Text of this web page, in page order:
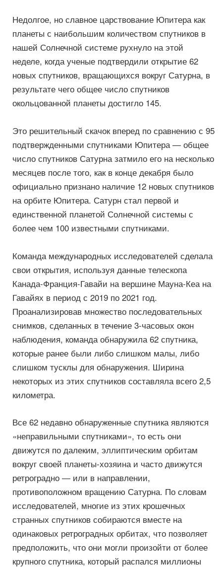
Недолгое, но славное царствование Юпитера как
планеты с наибольшим количеством спутников в
нашей Солнечной системе рухнуло на этой
неделе, когда ученые подтвердили открытие 62
новых спутников, вращающихся вокруг Сатурна, в
результате чего общее число спутников
окольцованной планеты достигло 145.
Это решительный скачок вперед по сравнению с 95
подтвержденными спутниками Юпитера — общее
число спутников Сатурна затмило его на несколько
месяцев после того, как в конце декабря было
официально признано наличие 12 новых спутников
на орбите Юпитера. Сатурн стал первой и
единственной планетой Солнечной системы с
более чем 100 известными спутниками.
Команда международных исследователей сделала
свои открытия, используя данные телескопа
Канада-Франция-Гавайи на вершине Мауна-Кеа на
Гавайях в период с 2019 по 2021 год.
Проанализировав множество последовательных
снимков, сделанных в течение 3-часовых окон
наблюдения, команда обнаружила 62 спутника,
которые ранее были либо слишком малы, либо
слишком тусклы для обнаружения. Ширина
некоторых из этих спутников составляла всего 2,5
километра.
Все 62 недавно обнаруженные спутника являются
«неправильными спутниками», то есть они
движутся по далеким, эллиптическим орбитам
вокруг своей планеты-хозяина и часто движутся
ретроградно — или в направлении,
противоположном вращению Сатурна. По словам
исследователей, многие из этих крошечных
странных спутников собираются вместе на
одинаковых ретроградных орбитах, что позволяет
предположить, что они могли произойти от более
крупного спутника, который распался миллионы